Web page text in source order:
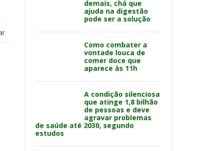
demais, chá que
ajuda na digestão
pode ser a solução
Como combater a
vontade louca de
comer doce que
aparece às 11h
A condição silenciosa
que atinge 1,8 bilhão
de pessoas e deve
agravar problemas
de saúde até 2030, segundo
estudos